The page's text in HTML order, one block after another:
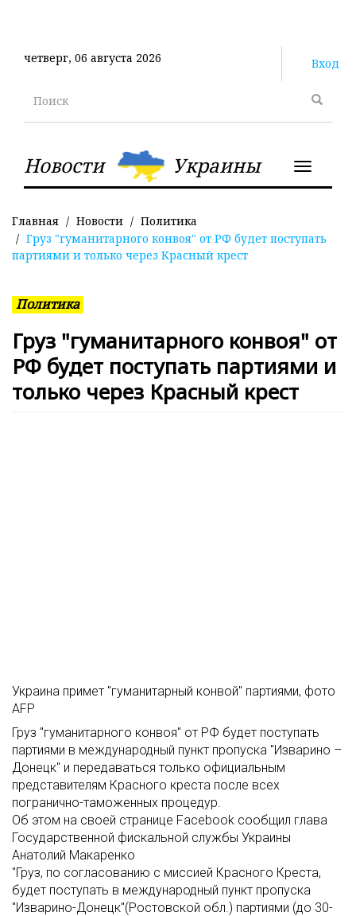
содержанию
четверг, 06 августа 2026 Вход
Поиск
Новости Украины
Toggle
Главная Новости
Политика
Груз "гуманитарного конвоя" от РФ будет поступать
партиями и только через Красный крест
Груз "гуманитарного конвоя" от
РФ будет поступать партиями и
только через Красный крест
Политика
Украина примет "гуманитарный конвой" партиями, фото
AFP
Груз "гуманитарного конвоя" от РФ будет поступать
партиями в международный пункт пропуска "Изварино –
Донецк" и передаваться только официальным
представителям Красного креста после всех
погранично-таможенных процедур.
Об этом на своей странице Facebook сообщил глава
Государственной фискальной службы Украины
Анатолий Макаренко
"Груз, по согласованию с миссией Красного Креста,
будет поступать в международный пункт пропуска
"Изварино-Донецк"(Ростовской обл.) партиями (до 30-